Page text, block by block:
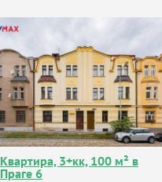
Квартира, 3+кк, 100 м² в
Праге 6